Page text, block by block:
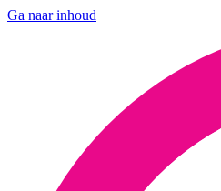
Ga naar inhoud